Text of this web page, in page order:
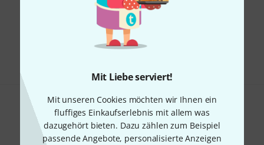
Mit Liebe serviert!
Mit unseren Cookies möchten wir Ihnen ein
fluffiges Einkaufserlebnis mit allem was
dazugehört bieten. Dazu zählen zum Beispiel
passende Angebote, personalisierte Anzeigen
Gefällt Ihnen, was Sie sehen?
Teilen Hilfe & Feedback